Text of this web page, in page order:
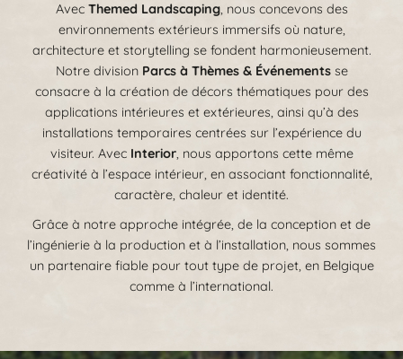
Avec Themed Landscaping, nous concevons des
environnements extérieurs immersifs où nature,
architecture et storytelling se fondent harmonieusement.
Notre division Parcs à Thèmes & Événementsse
consacre à la création de décors thématiques pour des
applications intérieures et extérieures, ainsi qu’à des
installations temporaires centrées sur l’expérience du
visiteur. Avec Interior, nous apportons cette même
créativité à l’espace intérieur, en associant fonctionnalité,
caractère, chaleur et identité.
Grâce à notre approche intégrée, de la conception et de
l’ingénierie à la production et à l’installation, nous sommes
un partenaire fiable pour tout type de projet, en Belgique
comme à l’international.